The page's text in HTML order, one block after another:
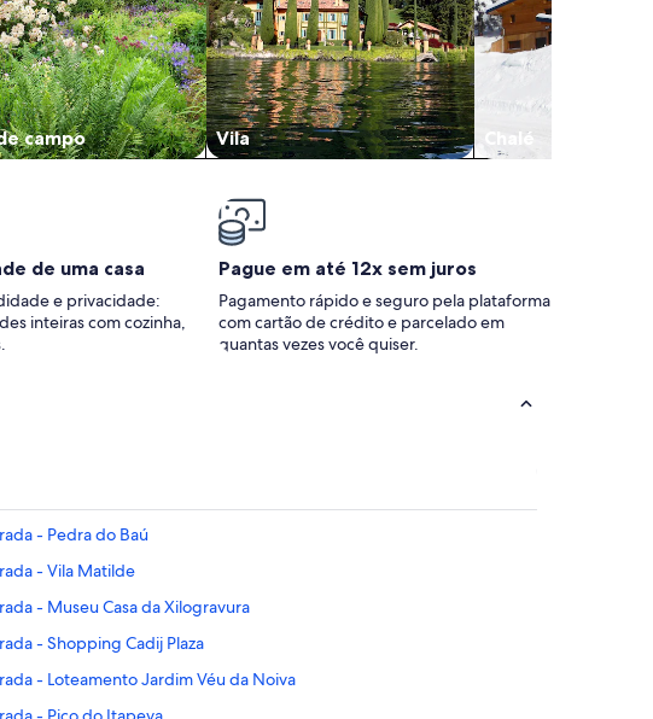
campo Vila Chalé
de uma casa
e privacidade:
inteiras com cozinha,
Pague em até 12x sem juros
Pagamento rápido e seguro pela plataforma
com cartão de crédito e parcelado em
quantas vezes você quiser.
- Pedra do Baú
- Vila Matilde
- Museu Casa da Xilogravura
- Shopping Cadij Plaza
- Loteamento Jardim Véu da Noiva